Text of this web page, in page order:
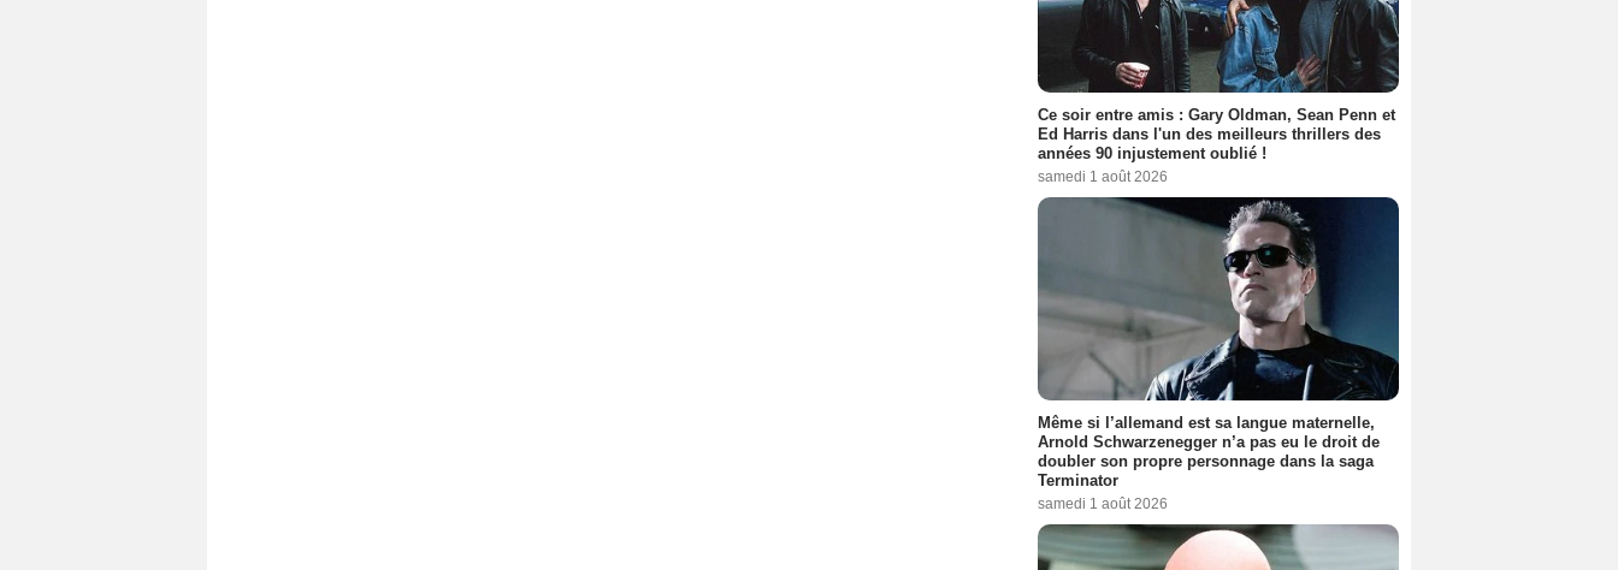
Ce soir entre amis : Gary Oldman, Sean Penn et
Ed Harris dans l'un des meilleurs thrillers des
années 90 injustement oublié !
samedi 1 août 2026
Même si l’allemand est sa langue maternelle,
Arnold Schwarzenegger n’a pas eu le droit de
doubler son propre personnage dans la saga
Terminator
samedi 1 août 2026